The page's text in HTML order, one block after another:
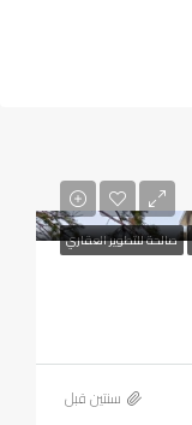
صالحة للتطوير العقاري
‏سنتين قبل